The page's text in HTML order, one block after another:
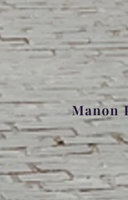
Manon